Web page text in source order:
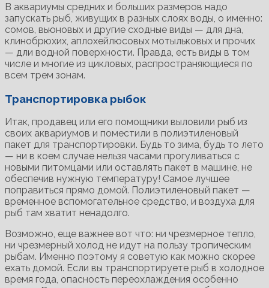
В аквариумы средних и больших размеров надо
запускать рыб, живущих в разных слоях воды, о именно:
сомов, вьюновых и другие сходные виды — для дна,
клинобрюхих, аплохейлюсовых мотыльковых и прочих
— дли водной поверхности. Правда, есть виды в том
числе и многие из цикловых, распространяющиеся по
всем трем зонам.
Транспортировка рыбок
Итак, продавец или его помощники выловили рыб из
своих аквариумов и поместили в полиэтиленовый
пакет для транспортировки. Будь то зима, будь то лето
— ни в коем случае нельзя часами прогуливаться с
новыми питомцами или оставлять пакет в машине, не
обеспечив нужную температуру! Самое лучшее
поправиться прямо домой. Полиэтиленовый пакет —
временное вспомогательное средство, и воздуха для
рыб там хватит ненадолго.
Возможно, еще важнее вот что: ни чрезмерное тепло,
ни чрезмерный холод не идут на пользу тропическим
рыбам. Именно поэтому я советую как можно скорее
ехать домой. Если вы транспортируете рыб в холодное
время года, опасность переохлаждения особенно